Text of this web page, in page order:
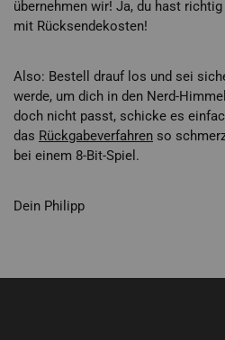
übernehmen wir! Ja, du hast
mit Rücksendekosten!
Also: Bestell drauf los und sei
werde, um dich in den Nerd-
doch nicht passt, schicke es
das Rückgabeverfahren so
bei einem 8-Bit-Spiel.
Dein Philipp